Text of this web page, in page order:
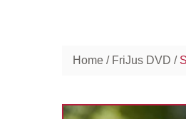
Home FriJus DVD